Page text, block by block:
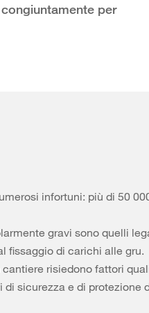
per
infortuni: più di 50
gravi sono quelli
fissaggio di carichi alle gru.
risiedono fattori
sicurezza e di protezione